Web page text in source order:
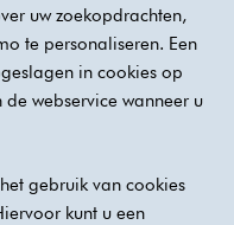
uw zoekopdrachten,
te personaliseren. Een
in cookies op
webservice wanneer u
gebruik van cookies
kunt u een